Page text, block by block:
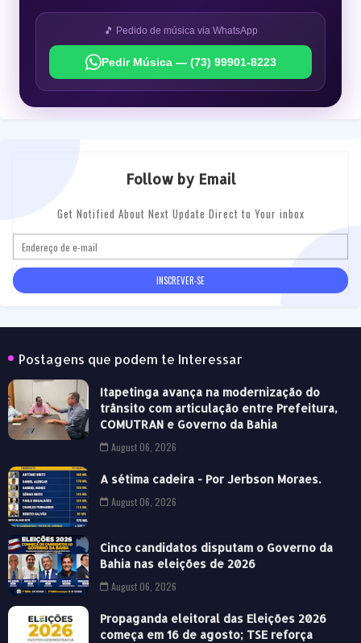
🎵 Pedido de música via WhatsApp
Pedir Música — (73) 99901-8223
Follow by Email
Get Notified About Next Update Direct to Your inbox
Postagens que podem te Interessar
Itapetinga avança na modernização do
trânsito com articulação entre Prefeitura,
COMUTRAN e Governo da Bahia
August 06, 2026
A sétima cadeira - Por Jerbson Moraes.
August 06, 2026
Cinco candidatos disputam o Governo da
Bahia nas eleições de 2026
August 06, 2026
Propaganda eleitoral das Eleições 2026
começa em 16 de agosto; TSE reforça